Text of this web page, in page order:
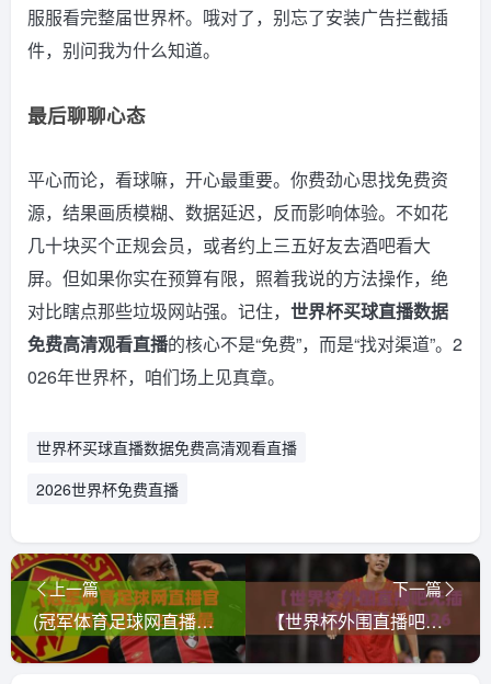
服服看完整届世界杯。哦对了，别忘了安装广告拦截插
件，别问我为什么知道。
最后聊聊心态
平心而论，看球嘛，开心最重要。你费劲心思找免费资
源，结果画质模糊、数据延迟，反而影响体验。不如花
几十块买个正规会员，或者约上三五好友去酒吧看大
屏。但如果你实在预算有限，照着我说的方法操作，绝
对比瞎点那些垃圾网站强。记住， 世界杯买球直播数据
免费高清观看直播的核心不是“免费”，而是“找对渠道”。2
026年世界杯，咱们场上见真章。
世界杯买球直播数据免费高清观看直播
2026世界杯免费直播
上一篇
(冠军体育足球网直播官网观看入口)，2026最新观赛指南与实用技巧
下一篇
【世界杯外围直播吧无插件在线直播网】! 2026年看球最佳选择？试试这些无插件路子